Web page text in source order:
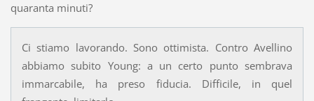
quaranta minuti?
Ci stiamo lavorando. Sono ottimista. Contro Avellino
abbiamo subito Young: a un certo punto sembrava
immarcabile, ha preso fiducia. Difficile, in quel